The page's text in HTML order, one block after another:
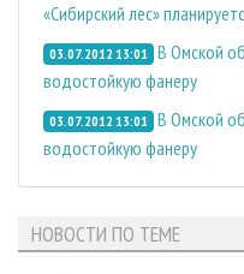
«Сибирский лес»
03.07.2012 13:01 В Омской
водостойкую фанеру
03.07.2012 13:01 В Омской
водостойкую фанеру
НОВОСТИ ПО ТЕМЕ